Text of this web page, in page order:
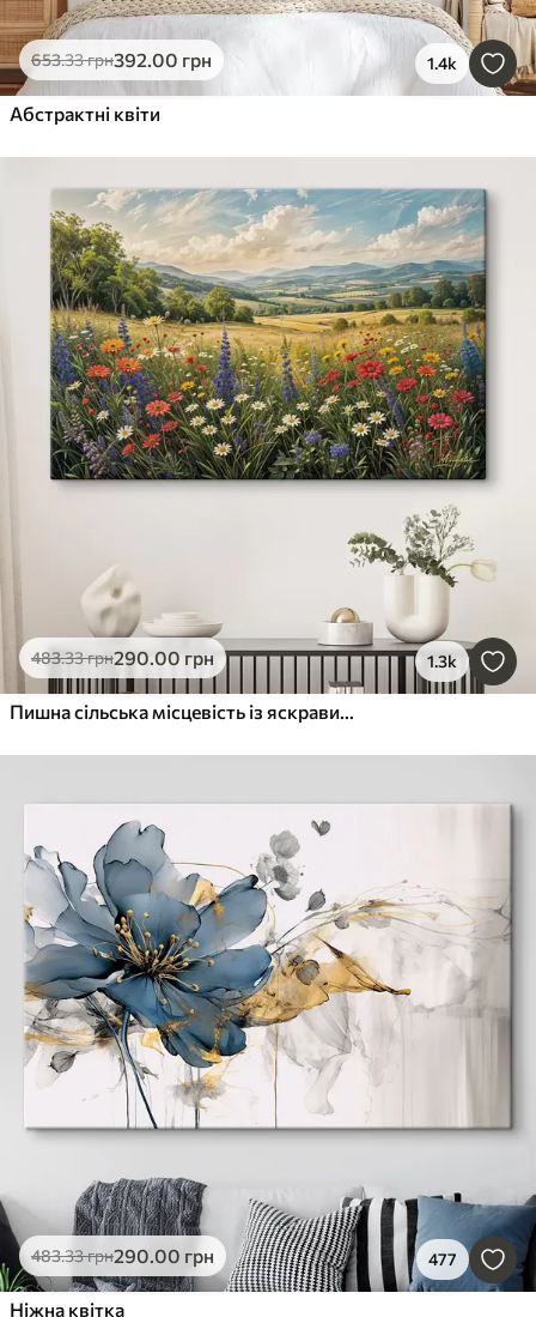
653.33грн392.00 грн 1.4k
Абстрактні квіти
483.33грн290.00 грн 1.3k
Пишна сільська місцевість із яскравим лугом диких квітів, наповненим різнокольоровими квітами під хмарним небом
483.33грн290.00 грн 477
Ніжна квітка